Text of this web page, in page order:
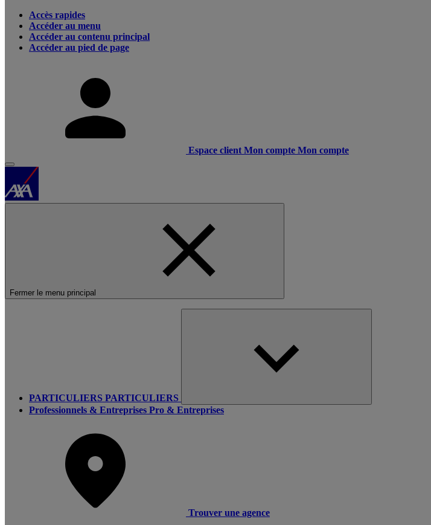
Accès rapides
Accéder au menu
Accéder au contenu principal
Accéder au pied de page
Espace client Mon compte Mon compte
Fermer le menu principal
PARTICULIERS PARTICULIERS
Professionnels & Entreprises Pro & Entreprises
Trouver une agence